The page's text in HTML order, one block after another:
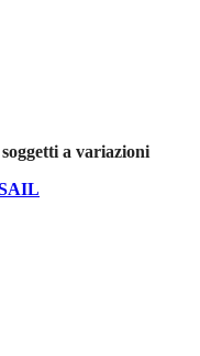
a variazioni